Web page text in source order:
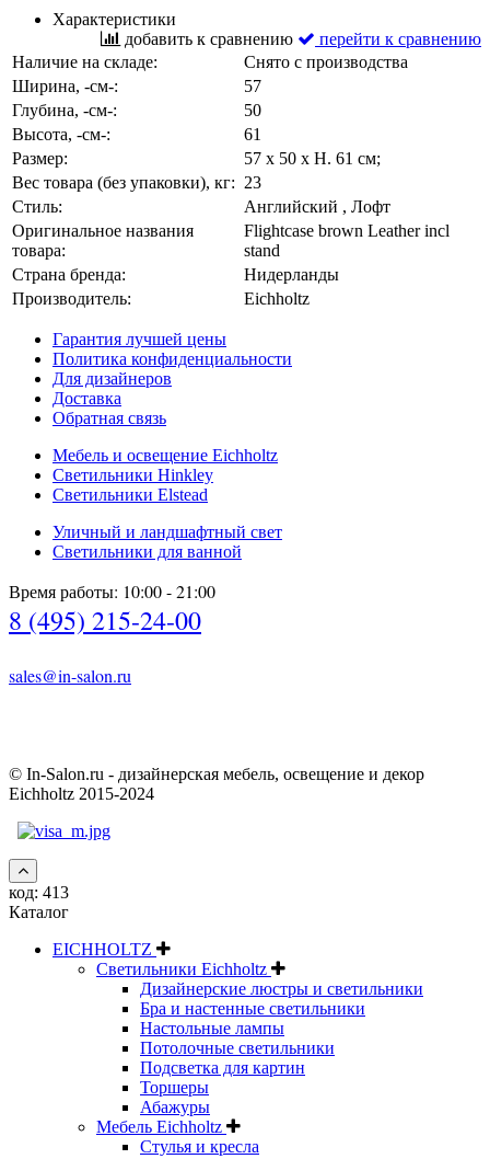
Характеристики
добавить к сравнению
перейти к сравнению
Наличие на складе:
Снято с производства
Ширина, -см-:
57
Глубина, -см-:
50
Высота, -см-:
61
Размер:
57 x 50 x H. 61 см;
Вес товара (без упаковки), кг: 23
Стиль:
Английский , Лофт
Оригинальное названия
товара:
Flightcase brown Leather incl
stand
Страна бренда:
Нидерланды
Производитель:
Eichholtz
Гарантия лучшей цены
Политика конфиденциальности
Для дизайнеров
Доставка
Обратная связь
Мебель и освещение Eichholtz
Светильники Hinkley
Светильники Elstead
Уличный и ландшафтный свет
Светильники для ванной
Время работы: 10:00 - 21:00
8 (495) 215-24-00
sales@in-salon.ru
© In-Salon.ru - дизайнерская мебель, освещение и декор
Eichholtz 2015-2024
код: 413
Каталог
EICHHOLTZ
Светильники Eichholtz
Дизайнерские люстры и светильники
Бра и настенные светильники
Настольные лампы
Потолочные светильники
Подсветка для картин
Торшеры
Абажуры
Мебель Eichholtz
Стулья и кресла